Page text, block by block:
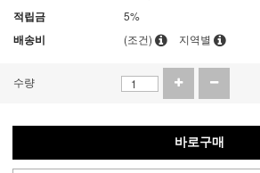
적립금 5%
배송비 (조건) 지역별
수량
바로구매